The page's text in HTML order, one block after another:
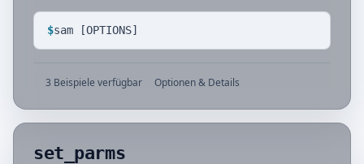
$sam [OPTIONS]
3 Beispiele verfügbar Optionen & Details
set_parms